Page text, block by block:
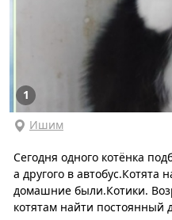
1
Ишим
Сегодня одного котёнка
а другого в
домашние были.Котики.
котятам найти постоянный